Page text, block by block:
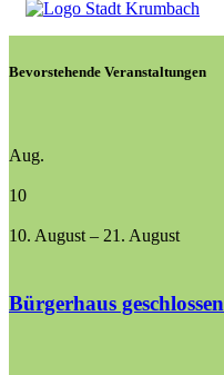
Bevorstehende Veranstaltungen
Aug.
10
10. August – 21. August
Bürgerhaus geschlossen